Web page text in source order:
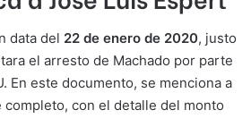
data del 22 de enero de 2020, justo
el arresto de Machado por parte
En este documento, se menciona a
completo, con el detalle del monto